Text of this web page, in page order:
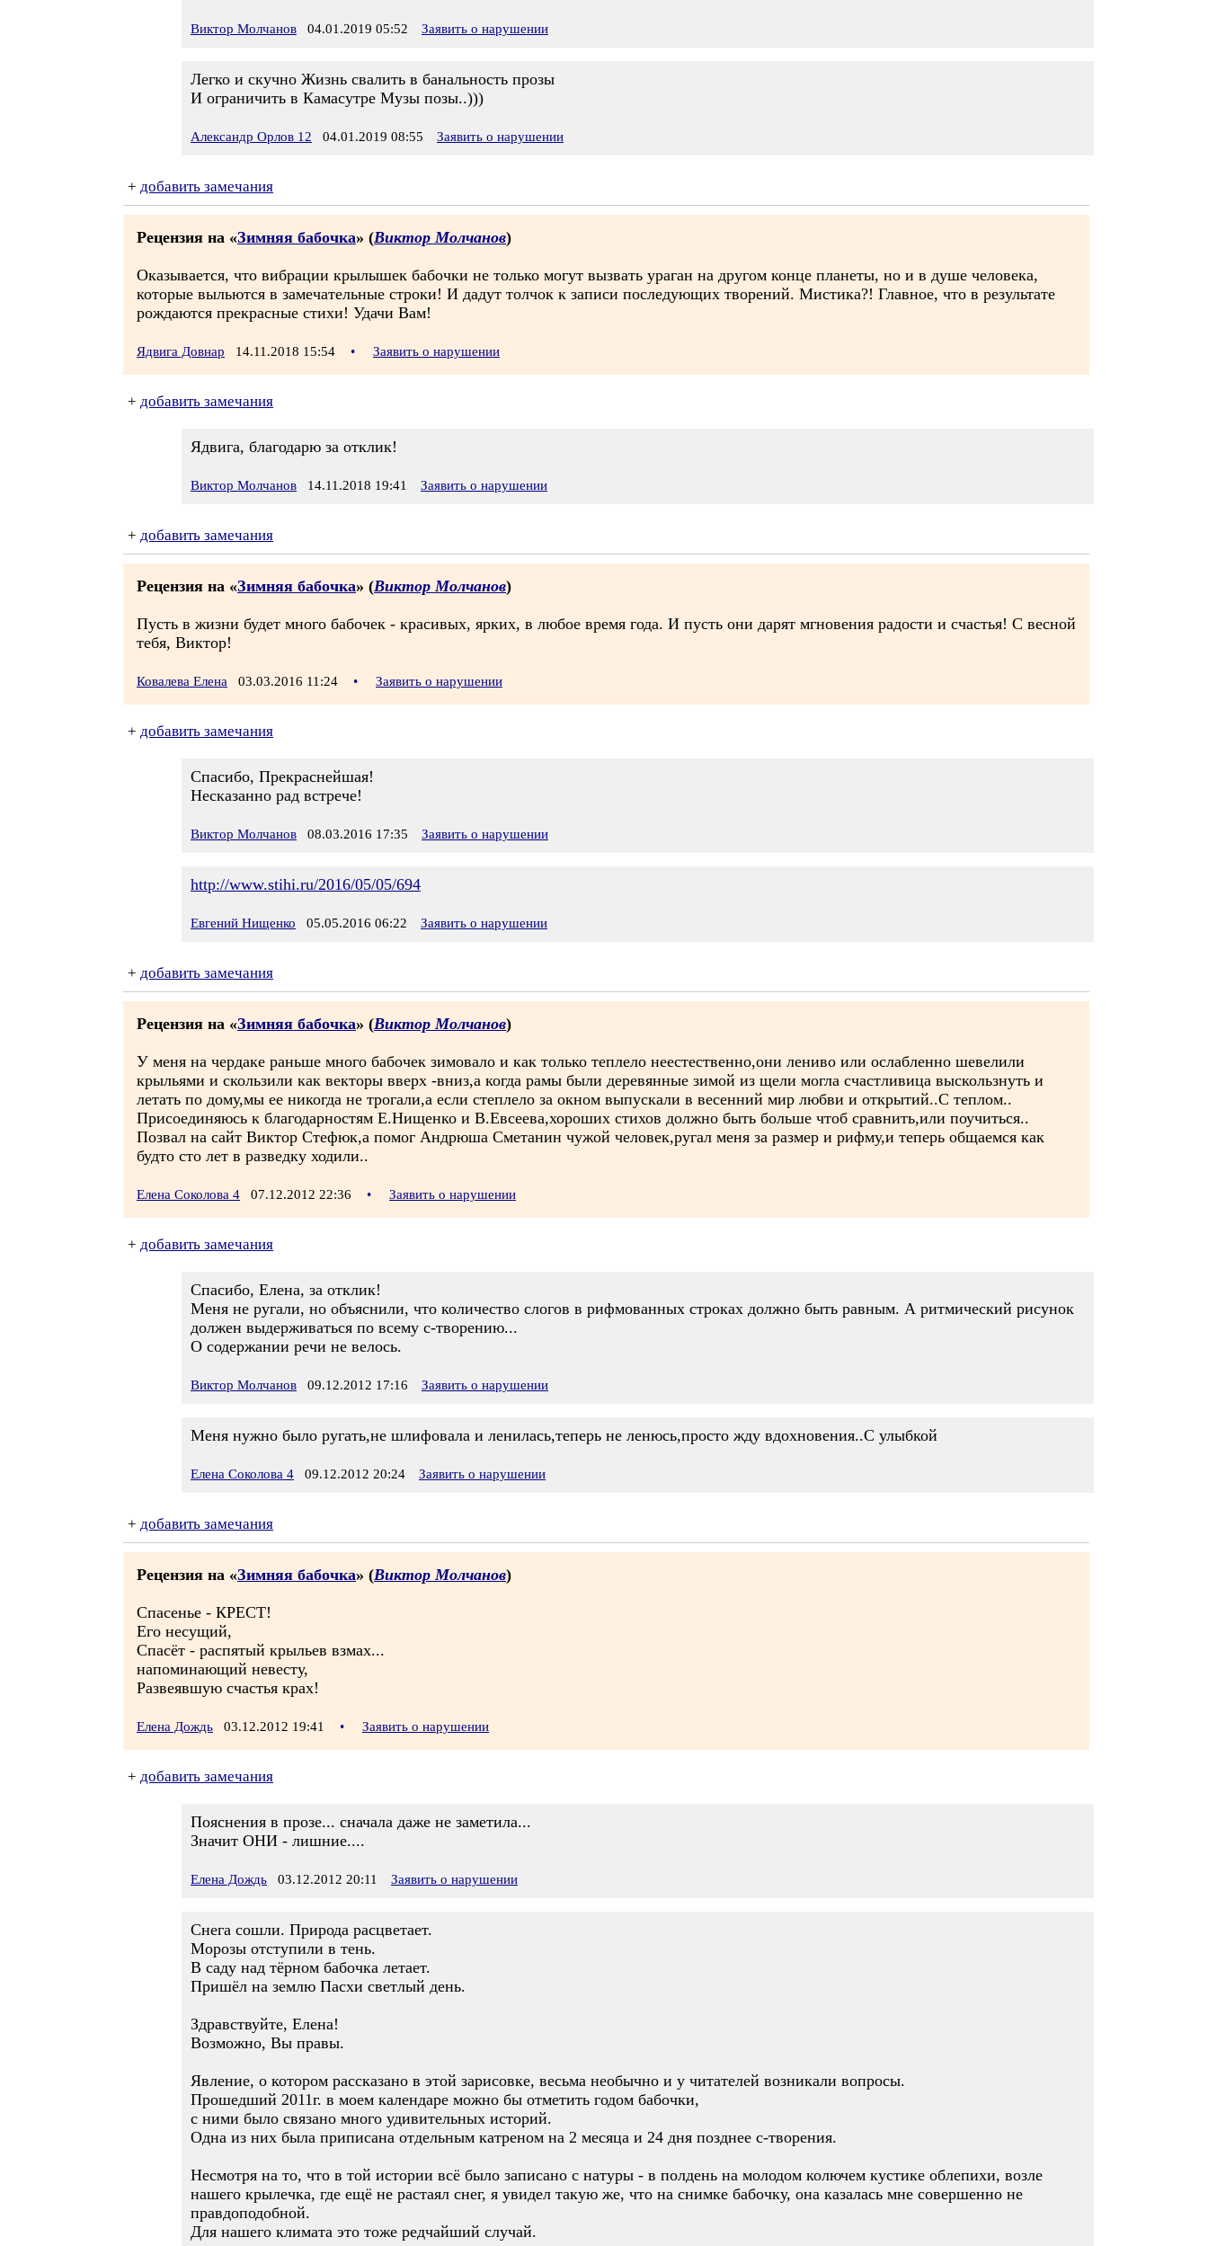
Виктор Молчанов 04.01.2019 05:52 Заявить о нарушении
Легко и скучно Жизнь свалить в банальность прозы
И ограничить в Камасутре Музы позы..)))
Александр Орлов 12 04.01.2019 08:55 Заявить о нарушении
+ добавить замечания
Рецензия на «Зимняя бабочка» (Виктор Молчанов)
Оказывается, что вибрации крылышек бабочки не только могут вызвать ураган на другом конце планеты, но и в душе человека,
которые выльются в замечательные строки! И дадут толчок к записи последующих творений. Мистика?! Главное, что в результате
рождаются прекрасные стихи! Удачи Вам!
Ядвига Довнар 14.11.2018 15:54 • Заявить о нарушении
+ добавить замечания
Ядвига, благодарю за отклик!
Виктор Молчанов 14.11.2018 19:41 Заявить о нарушении
+ добавить замечания
Рецензия на «Зимняя бабочка» (Виктор Молчанов)
Пусть в жизни будет много бабочек - красивых, ярких, в любое время года. И пусть они дарят мгновения радости и счастья! С весной
тебя, Виктор!
Ковалева Елена 03.03.2016 11:24 • Заявить о нарушении
+ добавить замечания
Спасибо, Прекраснейшая!
Несказанно рад встрече!
Виктор Молчанов 08.03.2016 17:35 Заявить о нарушении
http://www.stihi.ru/2016/05/05/694
Евгений Нищенко 05.05.2016 06:22 Заявить о нарушении
+ добавить замечания
Рецензия на «Зимняя бабочка» (Виктор Молчанов)
У меня на чердаке раньше много бабочек зимовало и как только теплело неестественно,они лениво или ослабленно шевелили
крыльями и скользили как векторы вверх -вниз,а когда рамы были деревянные зимой из щели могла счастливица выскользнуть и
летать по дому,мы ее никогда не трогали,а если степлело за окном выпускали в весенний мир любви и открытий..С теплом..
Присоединяюсь к благодарностям Е.Нищенко и В.Евсеева,хороших стихов должно быть больше чтоб сравнить,или поучиться..
Позвал на сайт Виктор Стефюк,а помог Андрюша Сметанин чужой человек,ругал меня за размер и рифму,и теперь общаемся как
будто сто лет в разведку ходили..
Елена Соколова 4 07.12.2012 22:36 • Заявить о нарушении
+ добавить замечания
Спасибо, Елена, за отклик!
Меня не ругали, но объяснили, что количество слогов в рифмованных строках должно быть равным. А ритмический рисунок
должен выдерживаться по всему с-творению...
О содержании речи не велось.
Виктор Молчанов 09.12.2012 17:16 Заявить о нарушении
Меня нужно было ругать,не шлифовала и ленилась,теперь не ленюсь,просто жду вдохновения..С улыбкой
Елена Соколова 4 09.12.2012 20:24 Заявить о нарушении
+ добавить замечания
Рецензия на «Зимняя бабочка» (Виктор Молчанов)
Спасенье - КРЕСТ!
Его несущий,
Спасёт - распятый крыльев взмах...
напоминающий невесту,
Развеявшую счастья крах!
Елена Дождь 03.12.2012 19:41 • Заявить о нарушении
+ добавить замечания
Пояснения в прозе... сначала даже не заметила...
Значит ОНИ - лишние....
Елена Дождь 03.12.2012 20:11 Заявить о нарушении
Снега сошли. Природа расцветает.
Морозы отступили в тень.
В саду над тёрном бабочка летает.
Пришёл на землю Пасхи светлый день.
Здравствуйте, Елена!
Возможно, Вы правы.
Явление, о котором рассказано в этой зарисовке, весьма необычно и у читателей возникали вопросы.
Прошедший 2011г. в моем календаре можно бы отметить годом бабочки,
с ними было связано много удивительных историй.
Одна из них была приписана отдельным катреном на 2 месяца и 24 дня позднее с-творения.
Несмотря на то, что в той истории всё было записано с натуры - в полдень на молодом колючем кустике облепихи, возле
нашего крылечка, где ещё не растаял снег, я увидел такую же, что на снимке бабочку, она казалась мне совершенно не
правдоподобной.
Для нашего климата это тоже редчайший случай.